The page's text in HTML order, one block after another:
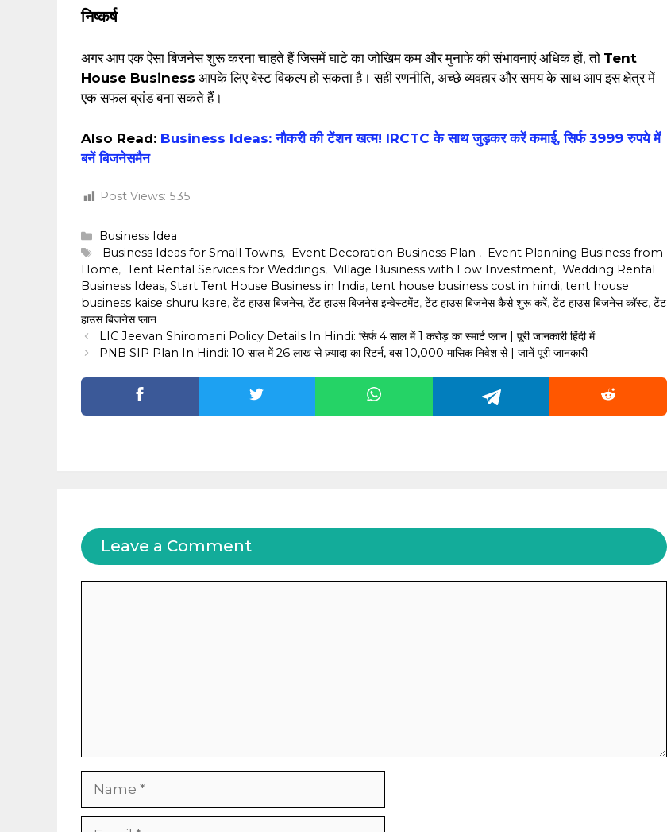
निष्कर्ष
अगर आप एक ऐसा बिजनेस शुरू करना चाहते हैं जिसमें घाटे का जोखिम कम और मुनाफे की संभावनाएं अधिक हों, तो Tent
House Business आपके लिए बेस्ट विकल्प हो सकता है। सही रणनीति, अच्छे व्यवहार और समय के साथ आप इस क्षेत्र में
एक सफल ब्रांड बना सकते हैं।
Also Read: Business Ideas: नौकरी की टेंशन खत्म! IRCTC के साथ जुड़कर करें कमाई, सिर्फ 3999 रुपये में
बनें बिजनेसमैन
Post Views: 535
Categories
Business Idea
Tags
‎ ‎Business Ideas for Small Towns, ‎ ‎Event Decoration Business Plan ‎ ,
‎ ‎Event Planning Business from
Home, ‎ ‎Tent Rental Services for Weddings, ‎ ‎Village Business with Low Investment, ‎ ‎Wedding Rental
Business Ideas, Start Tent House Business in India, ‎tent house business cost in hindi, ‎tent house
business kaise shuru kare, ‎टेंट हाउस बिजनेस, ‎टेंट हाउस बिजनेस इन्वेस्टमेंट, टेंट हाउस बिजनेस कैसे शुरू करें, ‎टेंट हाउस बिजनेस कॉस्ट, ‎टेंट
हाउस बिजनेस प्लान
LIC Jeevan Shiromani Policy Details In Hindi: सिर्फ 4 साल में ₹1 करोड़ का स्मार्ट प्लान | पूरी जानकारी हिंदी में
PNB SIP Plan In Hindi: 10 साल में ₹26 लाख से ज़्यादा का रिटर्न, बस ₹10,000 मासिक निवेश से | जानें पूरी जानकारी
Leave a Comment